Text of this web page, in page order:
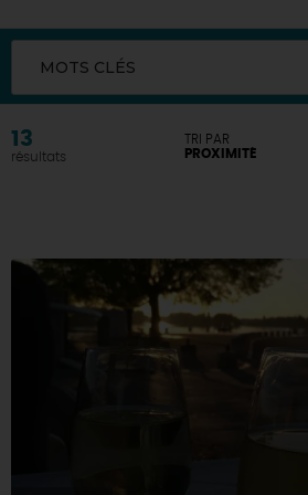
CE WEEK-
TOUT
MOTS CLÉS
13
résultats
TRI PAR
PROXIMITÉ